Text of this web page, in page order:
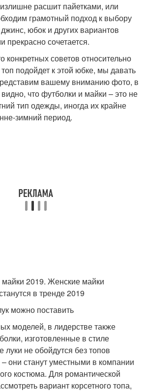
расшит пайетками, или
грамотный подход к выбору
юбок и других вариантов
сочетается.
конкретных советов относительно
подойдет к этой юбке, мы давать
вашему вниманию фото, в
что футболки и майки – это не
тип одежды, иногда их крайне
зимний период.
можно поставить
моделей, в лидерстве также
изготовленные в стиле
не обойдутся без топов
– они станут уместными в компании
костюма. Для романтической
вариант корсетного топа,